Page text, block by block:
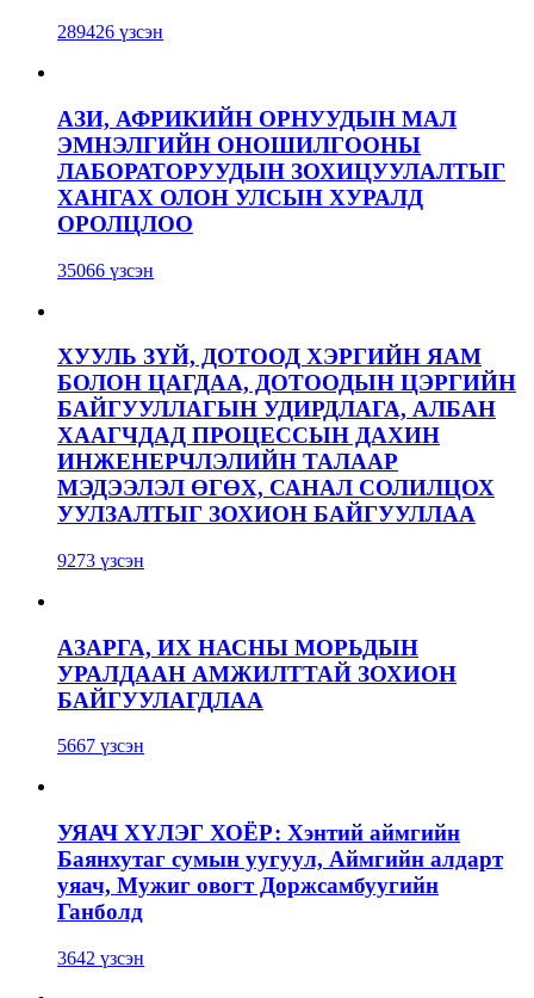
289426 үзсэн
АЗИ, АФРИКИЙН ОРНУУДЫН МАЛ
ЭМНЭЛГИЙН ОНОШИЛГООНЫ
ЛАБОРАТОРУУДЫН ЗОХИЦУУЛАЛТЫГ
ХАНГАХ ОЛОН УЛСЫН ХУРАЛД
ОРОЛЦЛОО
35066 үзсэн
ХУУЛЬ ЗҮЙ, ДОТООД ХЭРГИЙН ЯАМ
БОЛОН ЦАГДАА, ДОТООДЫН ЦЭРГИЙН
БАЙГУУЛЛАГЫН УДИРДЛАГА, АЛБАН
ХААГЧДАД ПРОЦЕССЫН ДАХИН
ИНЖЕНЕРЧЛЭЛИЙН ТАЛААР
МЭДЭЭЛЭЛ ӨГӨХ, САНАЛ СОЛИЛЦОХ
УУЛЗАЛТЫГ ЗОХИОН БАЙГУУЛЛАА
9273 үзсэн
АЗАРГА, ИХ НАСНЫ МОРЬДЫН
УРАЛДААН АМЖИЛТТАЙ ЗОХИОН
БАЙГУУЛАГДЛАА
5667 үзсэн
УЯАЧ ХҮЛЭГ ХОЁР: Хэнтий аймгийн
Баянхутаг сумын уугуул, Аймгийн алдарт
уяач, Мужиг овогт Доржсамбуугийн
Ганболд
3642 үзсэн